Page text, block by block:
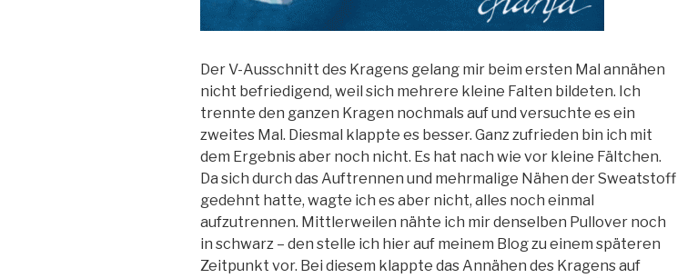
Der V-Ausschnitt des Kragens gelang mir beim ersten Mal annähen
nicht befriedigend, weil sich mehrere kleine Falten bildeten. Ich
trennte den ganzen Kragen nochmals auf und versuchte es ein
zweites Mal. Diesmal klappte es besser. Ganz zufrieden bin ich mit
dem Ergebnis aber noch nicht. Es hat nach wie vor kleine Fältchen.
Da sich durch das Auftrennen und mehrmalige Nähen der Sweatstoff
gedehnt hatte, wagte ich es aber nicht, alles noch einmal
aufzutrennen. Mittlerweilen nähte ich mir denselben Pullover noch
in schwarz – den stelle ich hier auf meinem Blog zu einem späteren
Zeitpunkt vor. Bei diesem klappte das Annähen des Kragens auf